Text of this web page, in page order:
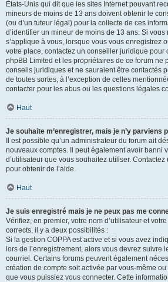
États-Unis qui dit que les sites Internet pouvant
mineurs de moins de 13 ans doivent obtenir le
(ou d’un tuteur légal) pour la collecte de ces
d’identifier un mineur de moins de 13 ans. Si vous
s’applique à vous, lorsque vous vous enregistrez
votre place, contactez un conseiller juridique pour
phpBB Limited et les propriétaires de ce forum ne
conseils juridiques et ne sauraient être contactés
de toutes sortes, à l’exception de celles
contacter pour les abus ou les questions légales
Haut
Je souhaite m’enregistrer, mais je n’y parviens
Il est possible qu’un administrateur du forum ait
nouveaux comptes. Il peut également avoir banni
d’utilisateur que vous souhaitez utiliser.
pour obtenir de l’aide.
Haut
Je suis enregistré mais je ne peux pas me
Vérifiez, en premier, votre nom d’utilisateur et
corrects, il y a deux possibilités :
Si la gestion COPPA est active et si vous avez
lors de l’enregistrement, alors vous devrez suivre
courriel. Certains forums peuvent également
création de compte soit activée par vous-même
que vous puissiez vous connecter. Cette